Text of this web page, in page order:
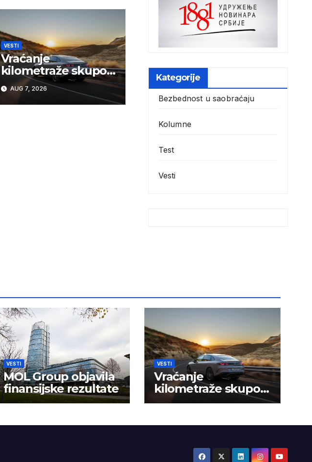
VESTI
Vraćanje
kilometraže skupo
košta vozače u Srbiji
AUG 7, 2026
Kategorije
Bezbednost u saobraćaju
Kolumne
Test
Vesti
VESTI
MOL Group objavila
finansijske rezultate
VESTI
Vraćanje
kilometraže skupo
košta vozače u Srbiji